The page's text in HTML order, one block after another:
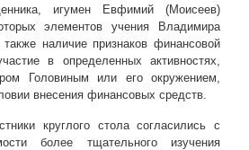
игумен Евфимий (Моисеев)
элементов учения Владимира
наличие признаков финансовой
в определенных активностях,
Головиным или его окружением,
внесения финансовых средств.
круглого стола согласились с
более тщательного изучения